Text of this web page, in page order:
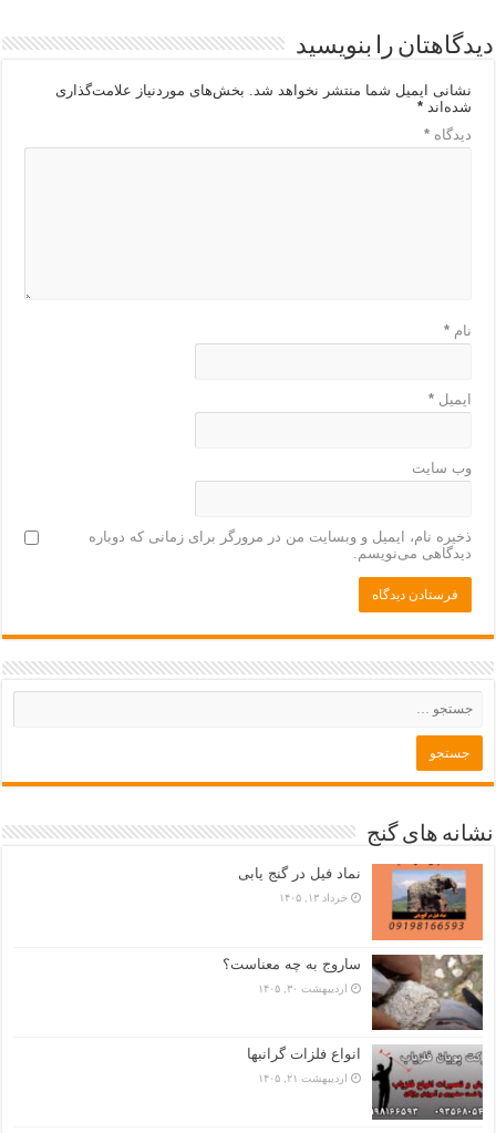
دیدگاهتان را بنویسید
نشانی ایمیل شما منتشر نخواهد شد. بخش‌های موردنیاز علامت‌گذاری
شده‌اند*
دیدگاه*
نام*
ایمیل*
وب‌ سایت
ذخیره نام، ایمیل و وبسایت من در مرورگر برای زمانی که دوباره
دیدگاهی می‌نویسم.
نشانه های گنج
نماد فیل در گنج یابی
خرداد ۱۳, ۱۴۰۵
ساروج به چه معناست؟
اردیبهشت ۳۰, ۱۴۰۵
انواع فلزات گرانبها
اردیبهشت ۲۱, ۱۴۰۵